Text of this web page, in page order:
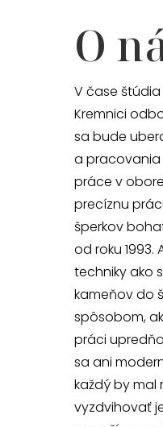
O
V čase
Kremnici
sa bude
a pracovania
práce v
precíznu
šperkov
od roku
techniky ako
kameňov do
spôsobom,
práci
sa ani
každý by mal
vyzdvihovať